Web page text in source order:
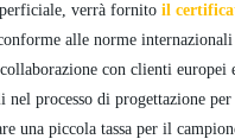
verrà fornitoil
alle norme
con clienti europei
processo di progettazione
una piccola tassa per il